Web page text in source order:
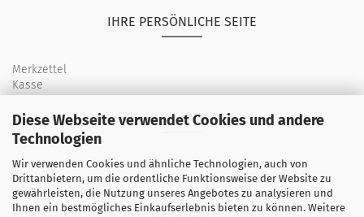
Diese Webseite verwendet Cookies und andere
Technologien
Wir verwenden Cookies und ähnliche Technologien, auch von
Drittanbietern, um die ordentliche Funktionsweise der Website zu
gewährleisten, die Nutzung unseres Angebotes zu analysieren und
Ihnen ein bestmögliches Einkaufserlebnis bieten zu können. Weitere
IHRE PERSÖNLICHE SEITE
Merkzettel
Kasse
WEITERE INFORMATIONEN
Über uns
Öffnungszeiten
VERSAND